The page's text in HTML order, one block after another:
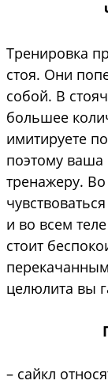
Тренировка
стоя. Они
собой. В
большее
имитируете
поэтому ваша
тренажеру.
и во всем
стоит
целюлита вы
– сайкл